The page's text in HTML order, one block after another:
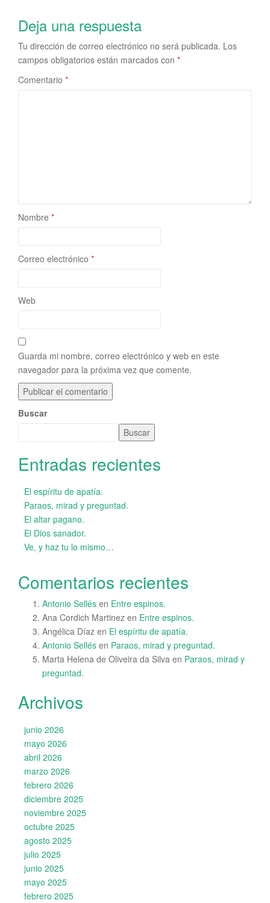
Deja una respuesta
Tu dirección de correo electrónico no será publicada. Los
campos obligatorios están marcados con *
Comentario *
Nombre *
Correo electrónico *
Web
Guarda mi nombre, correo electrónico y web en este
navegador para la próxima vez que comente.
Buscar
Buscar
Entradas recientes
El espíritu de apatía.
Paraos, mirad y preguntad.
El altar pagano.
El Dios sanador.
Ve, y haz tu lo mismo…
Comentarios recientes
Antonio Sellés en Entre espinos.
Ana Cordich Martinez en Entre espinos.
Angélica Díaz en El espíritu de apatía.
Antonio Sellés en Paraos, mirad y preguntad.
Marta Helena de Oliveira da Silva en Paraos, mirad y
preguntad.
Archivos
junio 2026
mayo 2026
abril 2026
marzo 2026
febrero 2026
diciembre 2025
noviembre 2025
octubre 2025
agosto 2025
julio 2025
junio 2025
mayo 2025
febrero 2025